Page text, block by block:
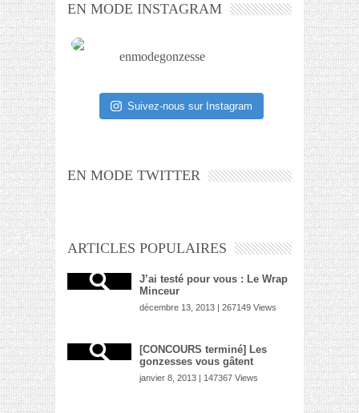
EN MODE INSTAGRAM
enmodegonzesse
Suivez-nous sur Instagram
EN MODE TWITTER
ARTICLES POPULAIRES
J’ai testé pour vous : Le Wrap
Minceur
décembre 13, 2013 | 267149 Views
[CONCOURS terminé] Les
gonzesses vous gâtent
janvier 8, 2013 | 147367 Views